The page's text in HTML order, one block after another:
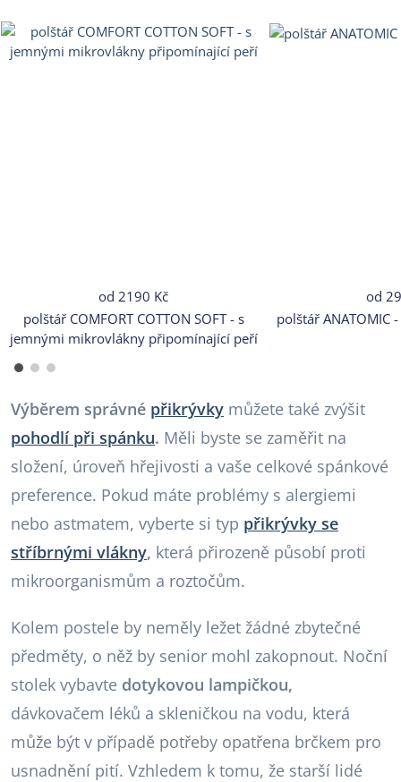
od2190 Kč
polštář COMFORT COTTON SOFT - s
jemnými mikrovlákny připomínající peří
od
polštář ANATOMIC
Výběrem správné přikrývky můžete také zvýšit
pohodlí při spánku. Měli byste se zaměřit na
složení, úroveň hřejivosti a vaše celkové spánkové
preference. Pokud máte problémy s alergiemi
nebo astmatem, vyberte si typ přikrývky se
stříbrnými vlákny, která přirozeně působí proti
mikroorganismům a roztočům.
Kolem postele by neměly ležet žádné zbytečné
předměty, o něž by senior mohl zakopnout. Noční
stolek vybavte dotykovou lampičkou,
dávkovačem léků a skleničkou na vodu, která
může být v případě potřeby opatřena brčkem pro
usnadnění pití. Vzhledem k tomu, že starší lidé